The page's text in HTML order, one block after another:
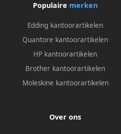
Populaire merken
Edding kantoorartikelen
Quantore kantoorartikelen
HP kantoorartikelen
Brother kantoorartikelen
Moleskine kantoorartikelen
Over ons